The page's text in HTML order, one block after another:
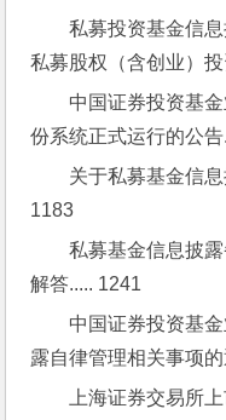
私募投资基金信
私募股权（含创业）
中国证券投资基
份系统正式运行的公告
关于私募基金信
1183
私募基金信息披
解答..... 1241
中国证券投资基
露自律管理相关事项
上海证券交易所